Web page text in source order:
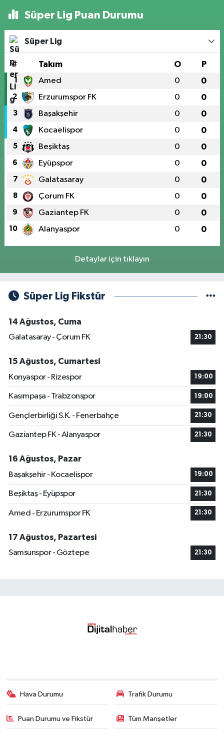
Süper Lig Puan Durumu
Süper Lig
# Takım O P
1 Amed 0 0
2 Erzurumspor FK 0 0
3 Başakşehir 0 0
4 Kocaelispor 0 0
5 Beşiktaş 0 0
6 Eyüpspor 0 0
7 Galatasaray 0 0
8 Çorum FK 0 0
9 Gaziantep FK 0 0
10 Alanyaspor 0 0
Detaylar için tıklayın
Süper Lig Fikstür
14 Ağustos, Cuma
Galatasaray - Çorum FK
21:30
15 Ağustos, Cumartesi
Konyaspor - Rizespor
19:00
Kasımpaşa - Trabzonspor 19:00
Gençlerbirliği S.K. - Fenerbahçe 21:30
Gaziantep FK - Alanyaspor 21:30
16 Ağustos, Pazar
Başakşehir - Kocaelispor
19:00
Beşiktaş - Eyüpspor 21:30
Amed - Erzurumspor FK 21:30
17 Ağustos, Pazartesi
Samsunspor - Göztepe
21:30
Hava Durumu Trafik Durumu
Puan Durumu ve Fikstür Tüm Manşetler